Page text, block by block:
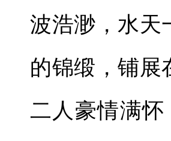
波浩渺，水天
的锦缎，铺展
二人豪情满